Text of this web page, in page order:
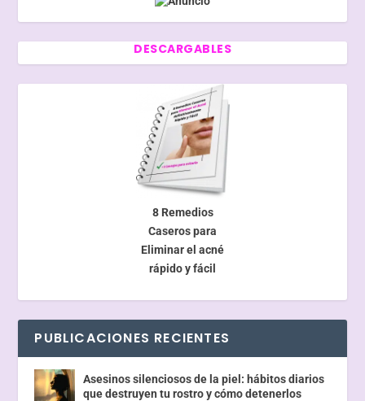
DESCARGABLES
8 Remedios
Caseros para
Eliminar el acné
rápido y fácil
PUBLICACIONES RECIENTES
Asesinos silenciosos de la piel: hábitos diarios
que destruyen tu rostro y cómo detenerlos